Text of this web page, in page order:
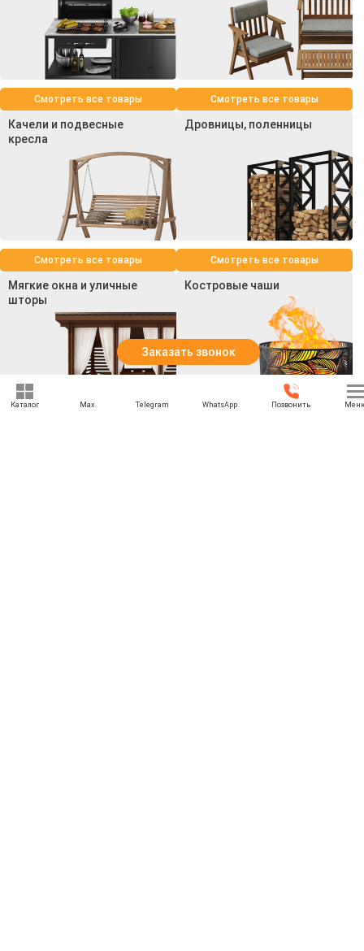
Смотреть все товары Смотреть все товары
Качели и подвесные
кресла
Смотреть все товары
Дровницы, поленницы
Смотреть все товары
Мягкие окна и уличные
шторы
Костровые чаши
Заказать звонок
Каталог Max Telegram WhatsApp Позвонить